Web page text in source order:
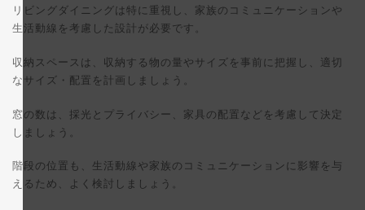
リビングダイニングは特に重視し、家族のコミュニケーションや
生活動線を考慮した設計が必要です。
収納スペースは、収納する物の量やサイズを事前に把握し、適切
なサイズ・配置を計画しましょう。
窓の数は、採光とプライバシー、家具の配置などを考慮して決定
しましょう。
階段の位置も、生活動線や家族のコミュニケーションに影響を与
えるため、よく検討しましょう。